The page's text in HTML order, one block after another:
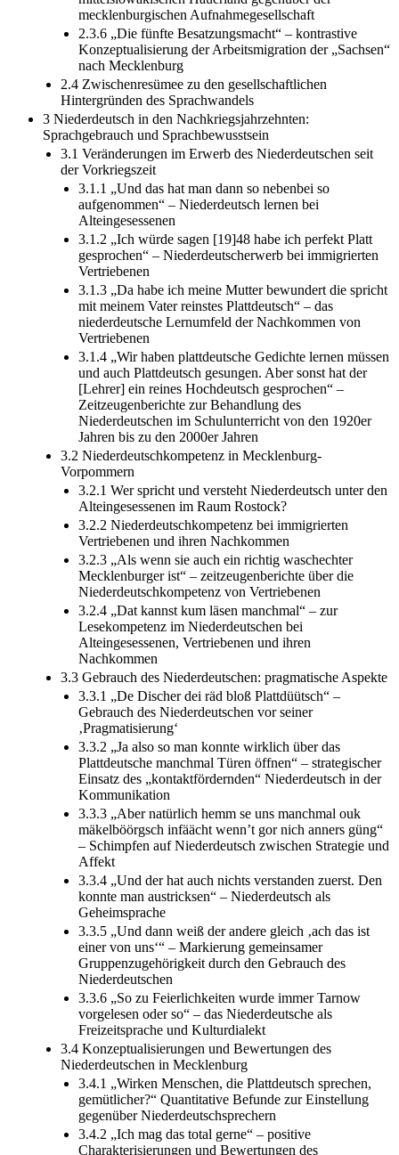
mecklenburgischen Aufnahmegesellschaft
2.3.6 „Die fünfte Besatzungsmacht“ – kontrastive
Konzeptualisierung der Arbeitsmigration der „Sachsen“
nach Mecklenburg
2.4 Zwischenresümee zu den gesellschaftlichen
Hintergründen des Sprachwandels
3 Niederdeutsch in den Nachkriegsjahrzehnten:
Sprachgebrauch und Sprachbewusstsein
3.1 Veränderungen im Erwerb des Niederdeutschen seit
der Vorkriegszeit
3.1.1 „Und das hat man dann so nebenbei so
aufgenommen“ – Niederdeutsch lernen bei
Alteingesessenen
3.1.2 „Ich würde sagen [19]48 habe ich perfekt Platt
gesprochen“ – Niederdeutscherwerb bei immigrierten
Vertriebenen
3.1.3 „Da habe ich meine Mutter bewundert die spricht
mit meinem Vater reinstes Plattdeutsch“ – das
niederdeutsche Lernumfeld der Nachkommen von
Vertriebenen
3.1.4 „Wir haben plattdeutsche Gedichte lernen müssen
und auch Plattdeutsch gesungen. Aber sonst hat der
[Lehrer] ein reines Hochdeutsch gesprochen“ –
Zeitzeugenberichte zur Behandlung des
Niederdeutschen im Schulunterricht von den 1920er
Jahren bis zu den 2000er Jahren
3.2 Niederdeutschkompetenz in Mecklenburg-
Vorpommern
3.2.1 Wer spricht und versteht Niederdeutsch unter den
Alteingesessenen im Raum Rostock?
3.2.2 Niederdeutschkompetenz bei immigrierten
Vertriebenen und ihren Nachkommen
3.2.3 „Als wenn sie auch ein richtig waschechter
Mecklenburger ist“ – zeitzeugenberichte über die
Niederdeutschkompetenz von Vertriebenen
3.2.4 „Dat kannst kum läsen manchmal“ – zur
Lesekompetenz im Niederdeutschen bei
Alteingesessenen, Vertriebenen und ihren
Nachkommen
3.3 Gebrauch des Niederdeutschen: pragmatische Aspekte
3.3.1 „De Discher dei räd bloß Plattdüütsch“ –
Gebrauch des Niederdeutschen vor seiner
‚Pragmatisierung‘
3.3.2 „Ja also so man konnte wirklich über das
Plattdeutsche manchmal Türen öffnen“ – strategischer
Einsatz des „kontaktfördernden“ Niederdeutsch in der
Kommunikation
3.3.3 „Aber natürlich hemm se uns manchmal ouk
mäkelböörgsch infäächt wennʼt gor nich anners güng“
– Schimpfen auf Niederdeutsch zwischen Strategie und
Affekt
3.3.4 „Und der hat auch nichts verstanden zuerst. Den
konnte man austricksen“ – Niederdeutsch als
Geheimsprache
3.3.5 „Und dann weiß der andere gleich ‚ach das ist
einer von uns‘“ – Markierung gemeinsamer
Gruppenzugehörigkeit durch den Gebrauch des
Niederdeutschen
3.3.6 „So zu Feierlichkeiten wurde immer Tarnow
vorgelesen oder so“ – das Niederdeutsche als
Freizeitsprache und Kulturdialekt
3.4 Konzeptualisierungen und Bewertungen des
Niederdeutschen in Mecklenburg
3.4.1 „Wirken Menschen, die Plattdeutsch sprechen,
gemütlicher?“ Quantitative Befunde zur Einstellung
gegenüber Niederdeutschsprechern
3.4.2 „Ich mag das total gerne“ – positive
Charakterisierungen und Bewertungen des